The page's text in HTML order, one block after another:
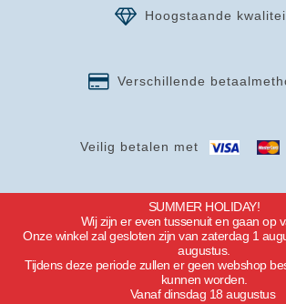
Veilig betalen met
Verschillende
Hoogstaande
SUMMER HOLIDAY!
Wij zijn er even tussenuit en gaan op
Onze winkel zal gesloten zijn van zaterdag 1
augustus.
Tijdens deze periode zullen er geen webshop
kunnen worden.
Vanaf dinsdag 18 augustus